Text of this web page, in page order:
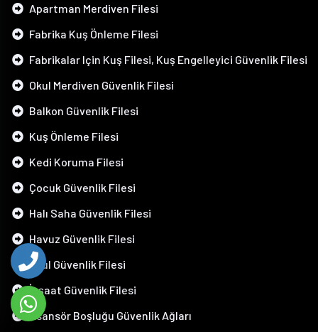
Apartman Merdiven Filesi
Fabrika Kuş Önleme Filesi
Fabrikalar Için Kuş Filesi, Kuş Engelleyici Güvenlik Filesi
Okul Merdiven Güvenlik Filesi
Balkon Güvenlik Filesi
Kuş Önleme Filesi
Kedi Koruma Filesi
Çocuk Güvenlik Filesi
Halı Saha Güvenlik Filesi
Havuz Güvenlik Filesi
Okul Güvenlik Filesi
İnşaat Güvenlik Filesi
Asansör Boşluğu Güvenlik Ağları